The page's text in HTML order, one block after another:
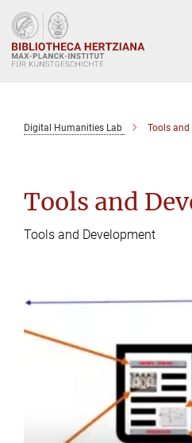
Hauptinhalt
Digital Humanities Lab Tools and
Tools and
Tools and Development